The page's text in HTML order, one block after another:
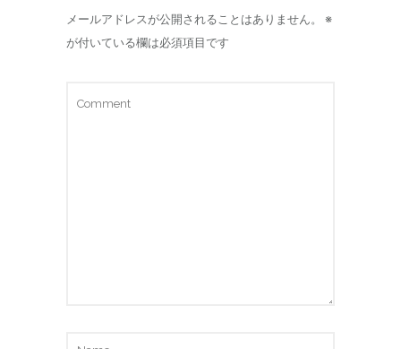
メールアドレスが公開されることはありません。
※
が付いている欄は必須項目です